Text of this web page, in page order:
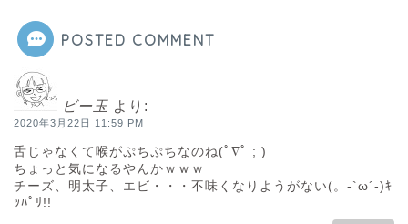
POSTED COMMENT
ビー玉 より:
2020年3月22日 11:59 PM
舌じゃなくて喉がぷちぷちなのね(ﾟ∇ﾟ ; )
ちょっと気になるやんかｗｗｗ
チーズ、明太子、エビ・・・不味くなりようがない(。-`ω´-)ｷ
ｯﾊﾟﾘ!!